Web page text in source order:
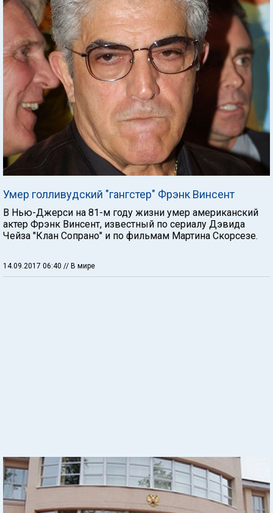
Умер голливудский "гангстер" Фрэнк Винсент
В Нью-Джерси на 81-м году жизни умер американский
актер Фрэнк Винсент, известный по сериалу Дэвида
Чейза "Клан Сопрано" и по фильмам Мартина Скорсезе.
14.09.2017 06:40 // В мире